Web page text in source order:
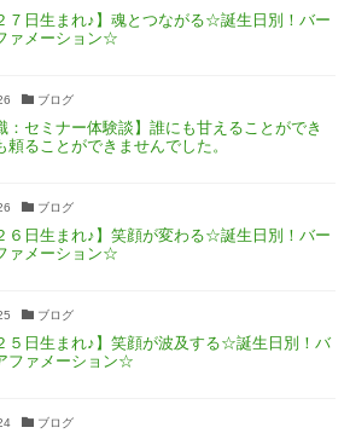
７日生まれ♪】魂とつながる☆誕生日別！バー
ァメーション☆
ブログ
：セミナー体験談】誰にも甘えることができ
頼ることができませんでした。
ブログ
６日生まれ♪】笑顔が変わる☆誕生日別！バー
ァメーション☆
ブログ
５日生まれ♪】笑顔が波及する☆誕生日別！バ
ファメーション☆
ブログ